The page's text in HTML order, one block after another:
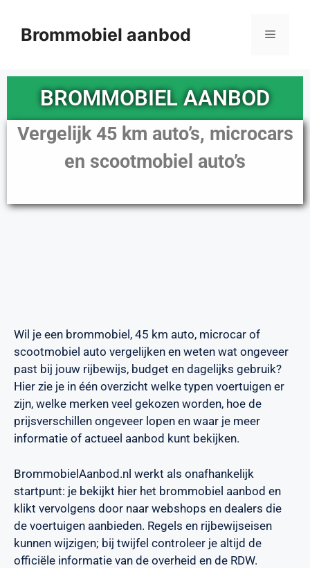
Brommobiel aanbod
BROMMOBIEL AANBOD
Vergelijk 45 km auto’s, microcars
en scootmobiel auto’s
Wil je een brommobiel, 45 km auto, microcar of
scootmobiel auto vergelijken en weten wat ongeveer
past bij jouw rijbewijs, budget en dagelijks gebruik?
Hier zie je in één overzicht welke typen voertuigen er
zijn, welke merken veel gekozen worden, hoe de
prijsverschillen ongeveer lopen en waar je meer
informatie of actueel aanbod kunt bekijken.
BrommobielAanbod.nl werkt als onafhankelijk
startpunt: je bekijkt hier het brommobiel aanbod en
klikt vervolgens door naar webshops en dealers die
de voertuigen aanbieden. Regels en rijbewijseisen
kunnen wijzigen; bij twijfel controleer je altijd de
officiële informatie van de overheid en de RDW.